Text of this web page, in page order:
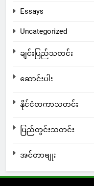
Essays
Uncategorized
ချင်းပြည်သတင်း
ဆောင်းပါး
နိုင်ငံတကာသတင်း
ပြည်တွင်းသတင်း
အင်တာဗျုး